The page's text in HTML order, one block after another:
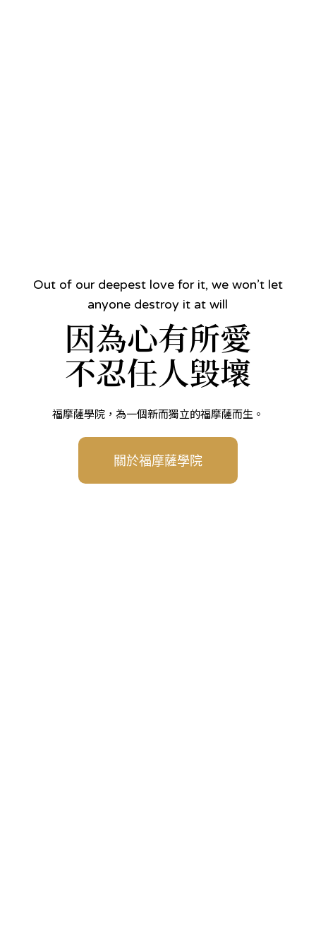
Out of our deepest love for it, we won’t let
anyone destroy it at will
因為心有所愛
不忍任人毀壞
福摩薩學院，為一個新而獨立的福摩薩而生。
關於福摩薩學院
民防演訓體驗營
了解更多
T-Shirt preorder
福摩薩學院 自由、
勇敢、信仰
T-Shirt開始預購！
三大計畫
了解更多
支持捐款
了解更多
Contact
聯絡我們
線上表單